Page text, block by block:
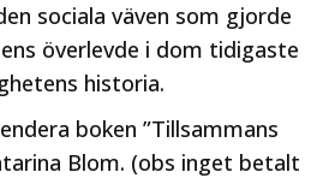
sociala väven som gjorde
överlevde i dom tidigaste
historia.
boken ”Tillsammans
Blom. (obs inget betalt